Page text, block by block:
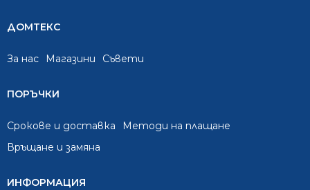
ДОМТЕКС
За нас Mагазини Съвети
ПОРЪЧКИ
Срокове и доставка
Методи на плащане
Връщане и замяна
ИНФОРМАЦИЯ